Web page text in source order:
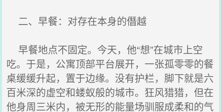
二、早餐：对存在本身的僭越
早餐地点不固定。今天，他“想”在城市上空
吃。于是，公寓顶部平台展开，一张孤零零的餐
桌缓缓升起，置于边缘。没有护栏，脚下就是六
百米深的虚空和蝼蚁般的城市。狂风猎猎，但在
他身周三米内，被无形的能量场驯服成柔和的气